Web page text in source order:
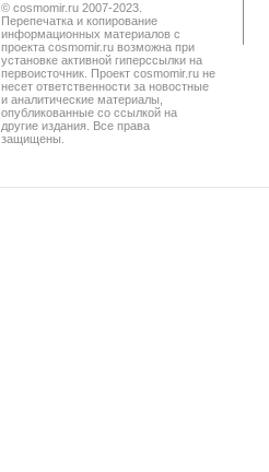
© cosmomir.ru 2007-2023.
Перепечатка и копирование
информационных материалов с
проекта cosmomir.ru возможна при
установке активной гиперссылки на
первоисточник. Проект cosmomir.ru не
несет ответственности за новостные
и аналитические материалы,
опубликованные со ссылкой на
другие издания. Все права
защищены.